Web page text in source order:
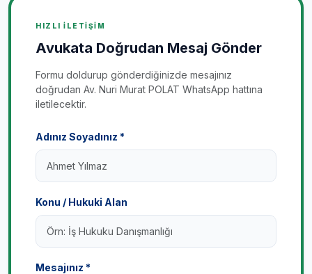
HIZLI İLETIŞIM
Avukata Doğrudan Mesaj Gönder
Formu doldurup gönderdiğinizde mesajınız
doğrudan Av. Nuri Murat POLAT WhatsApp hattına
iletilecektir.
Adınız Soyadınız *
Konu / Hukuki Alan
Mesajınız *